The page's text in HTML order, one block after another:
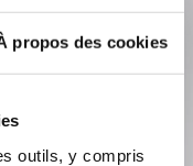
propos des cookies
outils, y compris